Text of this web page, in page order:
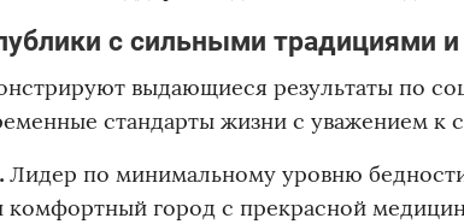
с сильными традициями
выдающиеся результаты по
стандарты жизни с уважением к
Лидер по минимальному уровню
город с прекрасной